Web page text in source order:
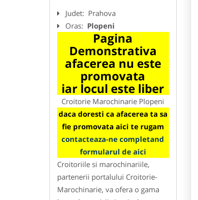
Judet: Prahova
Oras: Plopeni
Pagina
Demonstrativa
afacerea nu este
promovata
iar locul este liber
Croitorie Marochinarie Plopeni
daca doresti ca afacerea ta sa
fie promovata aici te rugam
contacteaza-ne completand
formularul de aici
Croitoriile si marochinariile,
partenerii portalului Croitorie-
Marochinarie, va ofera o gama